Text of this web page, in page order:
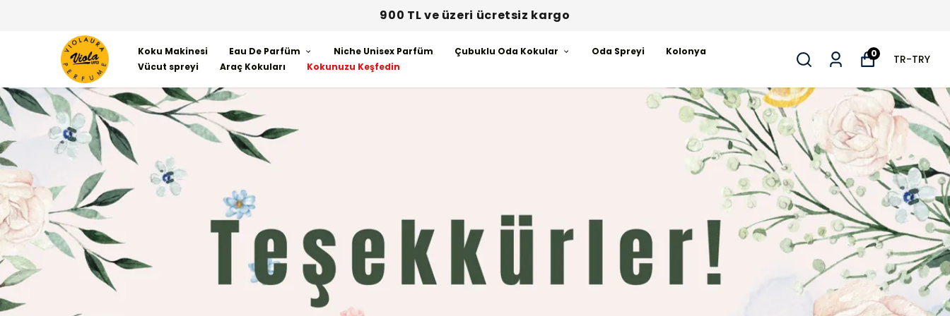
900 TL ve üzeri ücretsiz kargo
Koku Makinesi Eau De Parfüm Niche Unisex Parfüm Çubuklu Oda Kokular Oda Spreyi
Kolonya
Vücut spreyi
Araç Kokuları Kokunuzu Keşfedin
0 TR-TRY